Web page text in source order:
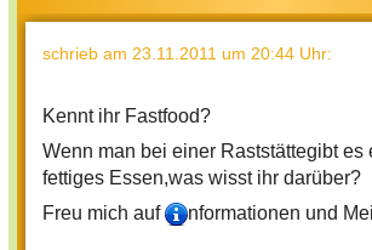
schrieb am 23.11.2011 um 20:44 Uhr:
Kennt ihr Fastfood?
Wenn man bei einer Raststättegibt es
fettiges Essen,was wisst ihr darüber?
Freu mich auf
nformationen und